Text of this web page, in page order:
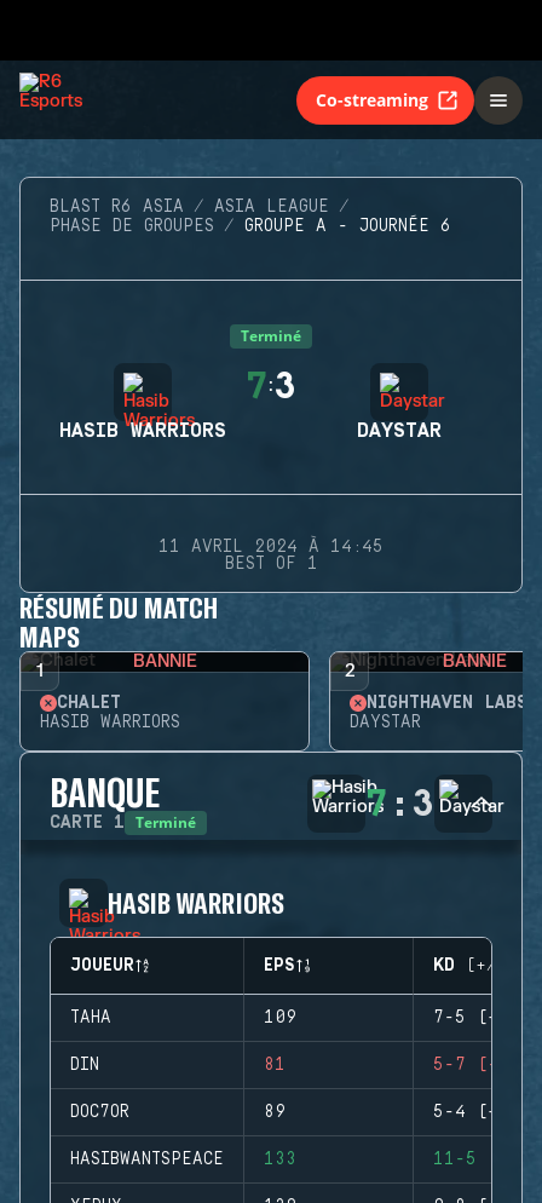
Co-streaming
BLAST R6 ASIA
ASIA LEAGUE
PHASE DE GROUPES
GROUPE A - JOURNÉE 6
Terminé
HASIB WARRIORS
7:3
DAYSTAR
11 AVRIL 2024 À 14:45
BEST OF 1
RÉSUMÉ DU MATCH
MAPS
1 BANNIE
CHALET
HASIB WARRIORS
2 BANNIE
NIGHTHAVEN LABS
DAYSTAR
BANQUE
CARTE 1 Terminé 7 : 3
HASIB WARRIORS
JOUEUR EPS KD (+/-)
TAHA 109 7-5 (+2)
DIN 81 5-7 (-2)
DOC7OR 89 5-4 (+1)
HASIBWANTSPEACE 133 11-5 (+6)